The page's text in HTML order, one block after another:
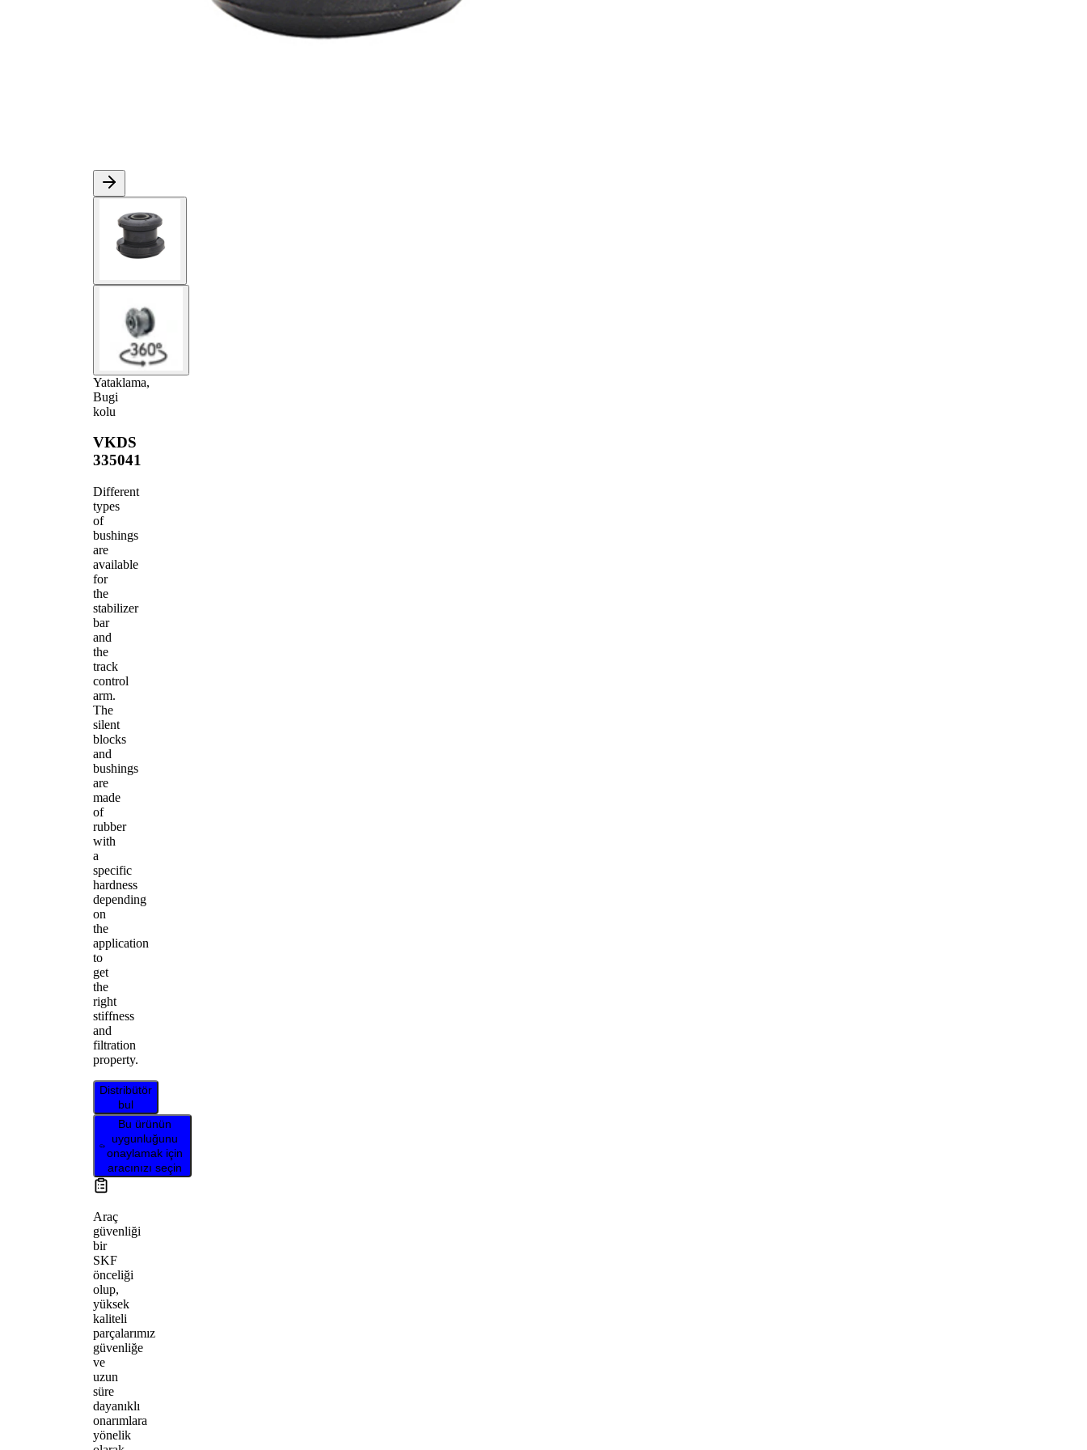
Yataklama,
Bugi
kolu
VKDS
335041
Different
types
of
bushings
are
available
for
the
stabilizer
bar
and
the
track
control
arm.
The
silent
blocks
and
bushings
are
made
of
rubber
with
a
specific
hardness
depending
on
the
application
to
get
the
right
stiffness
and
filtration
property.
Distribütör
bul
Bu ürünün
uygunluğunu
onaylamak için
aracınızı seçin
Araç
güvenliği
bir
SKF
önceliği
olup,
yüksek
kaliteli
parçalarımız
güvenliğe
ve
uzun
süre
dayanıklı
onarımlara
yönelik